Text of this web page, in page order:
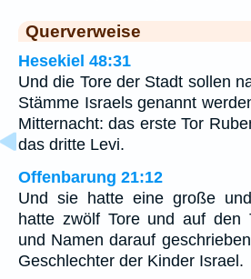
Querverweise
Hesekiel 48:31
Und die Tore der Stadt sollen
Stämme Israels genannt
Mitternacht: das erste Tor
das dritte Levi.
Offenbarung 21:12
Und sie hatte eine große
hatte zwölf Tore und auf den
und Namen darauf
Geschlechter der Kinder Israel.